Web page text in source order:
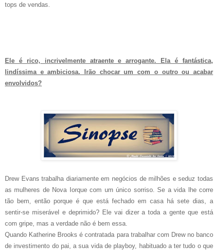
tops de vendas.
Ele é rico, incrivelmente atraente e arrogante. Ela é fantástica,
lindíssima e ambiciosa. Irão chocar um com o outro ou acabar
envolvidos?
Drew Evans trabalha diariamente em negócios de milhões e seduz todas
as mulheres de Nova Iorque com um único sorriso. Se a vida lhe corre
tão bem, então porque é que está fechado em casa há sete dias, a
sentir-se miserável e deprimido? Ele vai dizer a toda a gente que está
com gripe, mas a verdade não é bem essa.
Quando Katherine Brooks é contratada para trabalhar com Drew no banco
de investimento do pai, a sua vida de playboy, habituado a ter tudo o que